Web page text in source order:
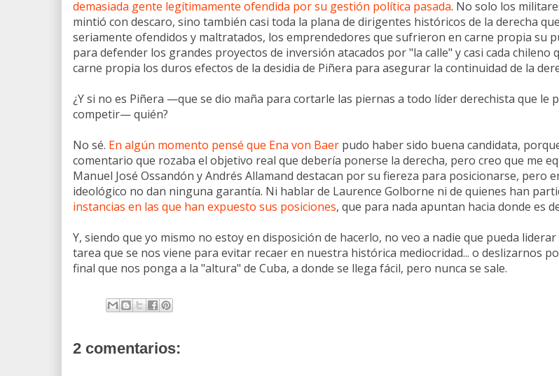
demasiada gente legítimamente ofendida por su gestión política pasada. No solo los
mintió con descaro, sino también casi toda la plana de dirigentes históricos de la derecha
seriamente ofendidos y maltratados, los emprendedores que sufrieron en carne propia su
para defender los grandes proyectos de inversión atacados por "la calle" y casi cada chileno
carne propia los duros efectos de la desidia de Piñera para asegurar la continuidad de la
¿Y si no es Piñera —que se dio maña para cortarle las piernas a todo líder derechista que le
competir— quién?
No sé. En algún momento pensé que Ena von Baer pudo haber sido buena candidata,
comentario que rozaba el objetivo real que debería ponerse la derecha, pero creo que me
Manuel José Ossandón y Andrés Allamand destacan por su fiereza para posicionarse, pero
ideológico no dan ninguna garantía. Ni hablar de Laurence Golborne ni de quienes han
instancias en las que han expuesto sus posiciones, que para nada apuntan hacia donde es
Y, siendo que yo mismo no estoy en disposición de hacerlo, no veo a nadie que pueda
tarea que se nos viene para evitar recaer en nuestra histórica mediocridad... o deslizarnos
final que nos ponga a la "altura" de Cuba, a donde se llega fácil, pero nunca se sale.
2 comentarios: